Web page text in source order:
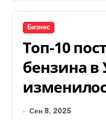
Бизнес
Топ-10
бензина в
Сен 8, 2025